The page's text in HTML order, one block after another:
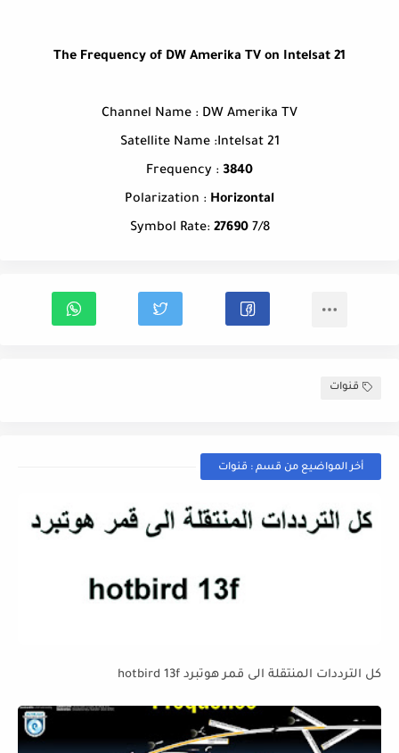
The Frequency of DW Amerika TV on Intelsat 21
Channel Name : DW Amerika TV
Satellite Name :Intelsat 21
Frequency : 3840
Polarization : Horizontal
Symbol Rate: 27690 7/8
قنوات
أخر المواضيع من قسم : قنوات
كل الترددات المنتقلة الى قمر هوتبرد hotbird 13f